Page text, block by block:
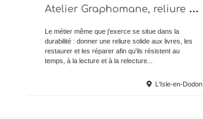
A
telier Graphomane, reliure Fabienne Morelli
Le métier même que j'exerce se situe dans la
durabilité : donner une reliure solide aux livres, les
restaurer et les réparer afin qu'ils résistent au
temps, à la lecture et à la relecture...
L'Isle-en-Dodon